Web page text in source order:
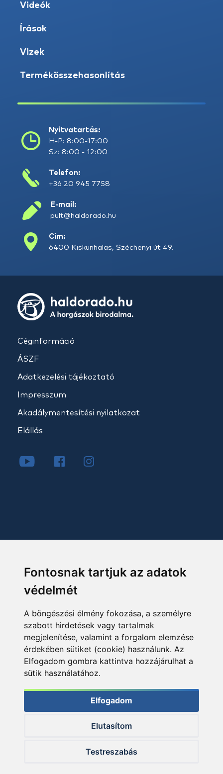
Fontosnak tartjuk az adatok
védelmét
A böngészési élmény fokozása, a személyre
szabott hirdetések vagy tartalmak
megjelenítése, valamint a forgalom elemzése
érdekében sütiket (cookie) használunk. Az
Elfogadom gombra kattintva hozzájárulhat a
sütik használatához.
Elfogadom
Elutasítom
Testreszabás
Videók
Írások
Vizek
Termékösszehasonlítás
Nyitvatartás:
H-P: 8:00-17:00
Sz: 8:00 - 12:00
Telefon:
+36 20 945 7758
E-mail:
pult@haldorado.hu
Cím:
6400 Kiskunhalas, Széchenyi út 49.
Céginformáció
ÁSZF
Adatkezelési tájékoztató
Impresszum
Akadálymentesítési nyilatkozat
Elállás